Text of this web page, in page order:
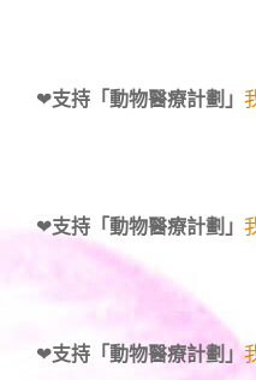
❤支持「動物醫療計劃」
❤支持「動物醫療計劃」
❤支持「動物醫療計劃」